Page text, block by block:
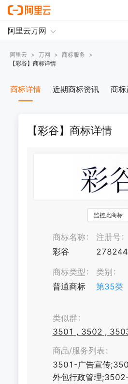
阿里云 > 万网 > 商标服务
>
【彩谷】商标详情
商标详情 近期商标资讯 商标
【彩谷】商标详情
监控此商标
商标名称
彩谷
注册号
商标类型
普通商标
类别
第35类
类似群
3501 , 3502 ,
商品/服务列表
3501-广告宣传
外包行政管理